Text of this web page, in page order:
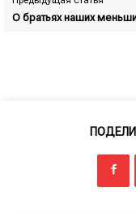
О братьях наших